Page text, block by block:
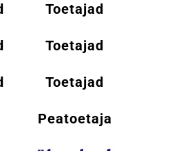
Toetajad
Toetajad
Toetajad
Peatoetaja